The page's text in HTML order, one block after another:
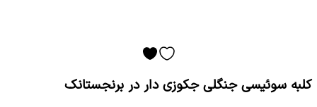
کلبه سوئیسی جنگلی جکوزی دار در برنجستانک